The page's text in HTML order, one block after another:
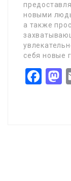
новыми
а также
себя новые